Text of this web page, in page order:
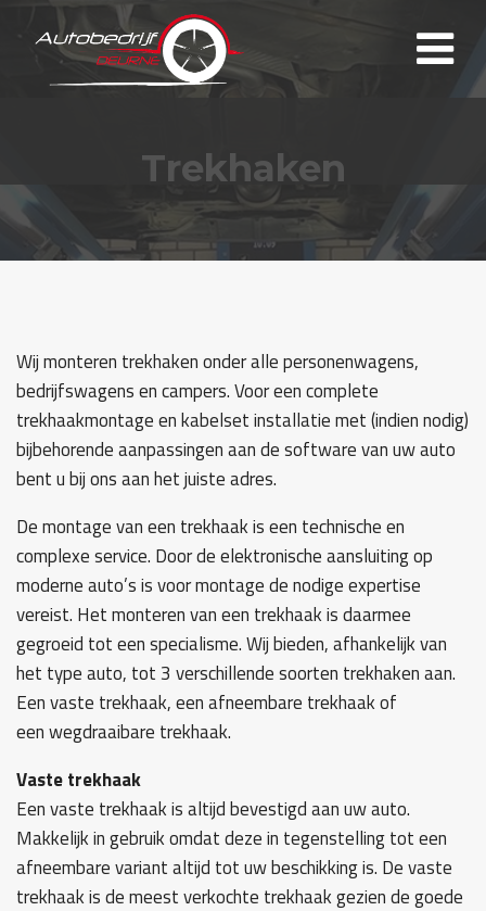
Trekhaken
Wij monteren trekhaken onder alle personenwagens,
bedrijfswagens en campers. Voor een complete
trekhaakmontage en kabelset installatie met (indien nodig)
bijbehorende aanpassingen aan de software van uw auto
bent u bij ons aan het juiste adres.
De montage van een trekhaak is een technische en
complexe service. Door de elektronische aansluiting op
moderne auto’s is voor montage de nodige expertise
vereist. Het monteren van een trekhaak is daarmee
gegroeid tot een specialisme. Wij bieden, afhankelijk van
het type auto, tot 3 verschillende soorten trekhaken aan.
Een vaste trekhaak, een afneembare trekhaak of
een wegdraaibare trekhaak.
Vaste trekhaak
Een vaste trekhaak is altijd bevestigd aan uw auto.
Makkelijk in gebruik omdat deze in tegenstelling tot een
afneembare variant altijd tot uw beschikking is. De vaste
trekhaak is de meest verkochte trekhaak gezien de goede